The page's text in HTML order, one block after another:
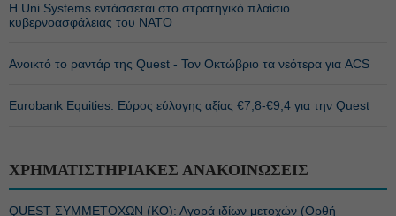
Η Uni Systems εντάσσεται στο στρατηγικό πλαίσιο
κυβερνοασφάλειας του ΝΑΤΟ
Ανοικτό το ραντάρ της Quest - Τον Οκτώβριο τα νεότερα για ACS
Eurobank Equities: Εύρος εύλογης αξίας €7,8-€9,4 για την Quest
ΧΡΗΜΑΤΙΣΤΗΡΙΑΚΕΣ ΑΝΑΚΟΙΝΩΣΕΙΣ
QUEST ΣΥΜΜΕΤΟΧΩΝ (ΚΟ): Αγορά ιδίων μετοχών (Ορθή